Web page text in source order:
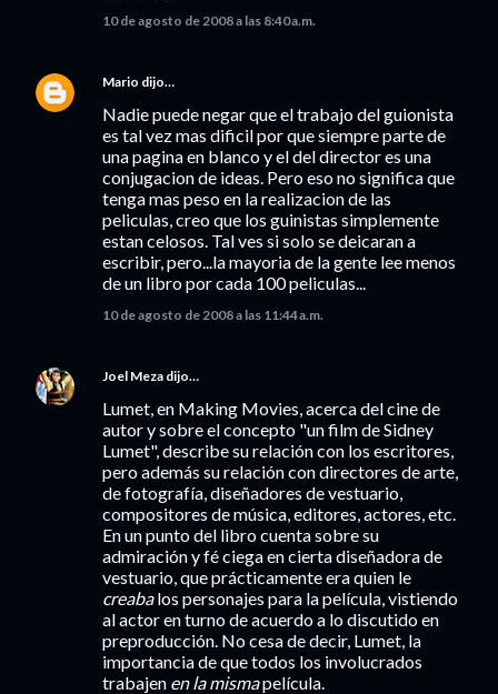
10 de agosto de 2008 a las 8:40 a.m.
Mario dijo…
Nadie puede negar que el trabajo del guionista
es tal vez mas dificil por que siempre parte de
una pagina en blanco y el del director es una
conjugacion de ideas. Pero eso no significa que
tenga mas peso en la realizacion de las
peliculas, creo que los guinistas simplemente
estan celosos. Tal ves si solo se deicaran a
escribir, pero...la mayoria de la gente lee menos
de un libro por cada 100 peliculas...
10 de agosto de 2008 a las 11:44 a.m.
Joel Meza dijo…
Lumet, en Making Movies, acerca del cine de
autor y sobre el concepto "un film de Sidney
Lumet", describe su relación con los escritores,
pero además su relación con directores de arte,
de fotografía, diseñadores de vestuario,
compositores de música, editores, actores, etc.
En un punto del libro cuenta sobre su
admiración y fé ciega en cierta diseñadora de
vestuario, que prácticamente era quien le
creabalos personajes para la película, vistiendo
al actor en turno de acuerdo a lo discutido en
preproducción. No cesa de decir, Lumet, la
importancia de que todos los involucrados
trabajen en la mismapelícula.